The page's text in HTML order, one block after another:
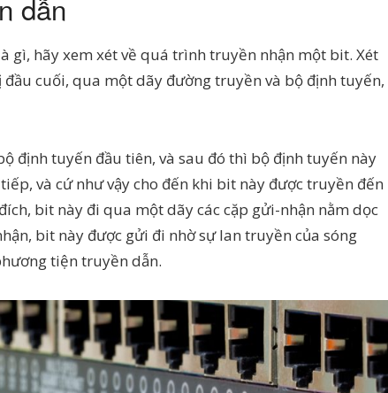
dẫn
gì, hãy xem xét về quá trình truyền nhận một bit. Xét
cuối, qua một dãy đường truyền và bộ định tuyến,
định tuyến đầu tiên, và sau đó thì bộ định tuyến này
và cứ như vậy cho đến khi bit này được truyền đến
bit này đi qua một dãy các cặp gửi-nhận nằm dọc
bit này được gửi đi nhờ sự lan truyền của sóng
tiện truyền dẫn.